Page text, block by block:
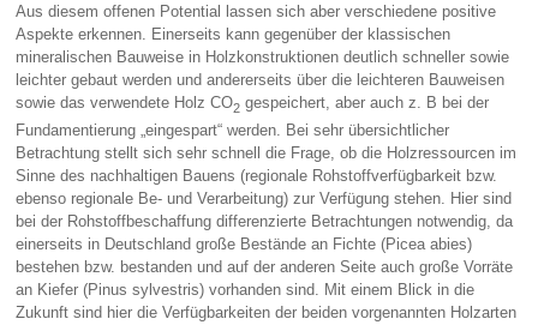
Aus diesem offenen Potential lassen sich aber verschiedene positive
Aspekte erkennen. Einerseits kann gegenüber der klassischen
mineralischen Bauweise in Holzkonstruktionen deutlich schneller sowie
leichter gebaut werden und andererseits über die leichteren Bauweisen
sowie das verwendete Holz CO2 gespeichert, aber auch z. B bei der
Fundamentierung „eingespart“ werden. Bei sehr übersichtlicher
Betrachtung stellt sich sehr schnell die Frage, ob die Holzressourcen im
Sinne des nachhaltigen Bauens (regionale Rohstoffverfügbarkeit bzw.
ebenso regionale Be- und Verarbeitung) zur Verfügung stehen. Hier sind
bei der Rohstoffbeschaffung differenzierte Betrachtungen notwendig, da
einerseits in Deutschland große Bestände an Fichte (Picea abies)
bestehen bzw. bestanden und auf der anderen Seite auch große Vorräte
an Kiefer (Pinus sylvestris) vorhanden sind. Mit einem Blick in die
Zukunft sind hier die Verfügbarkeiten der beiden vorgenannten Holzarten